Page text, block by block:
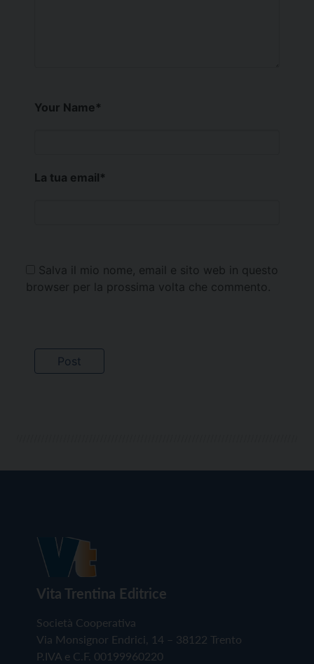
Your Name*
La tua email*
Salva il mio nome, email e sito web in questo
browser per la prossima volta che commento.
Vita Trentina Editrice
Società Cooperativa
Via Monsignor Endrici, 14 – 38122 Trento
P.IVA e C.F. 00199960220